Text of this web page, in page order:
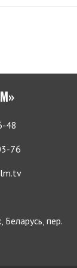
48
76
пер.